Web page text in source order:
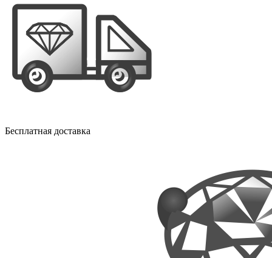
Бесплатная доставка